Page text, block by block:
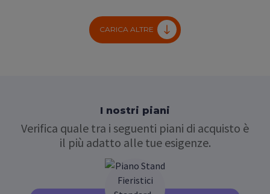
CARICA ALTRE
I nostri piani
Verifica quale tra i seguenti piani di acquisto è
il più adatto alle tue esigenze.